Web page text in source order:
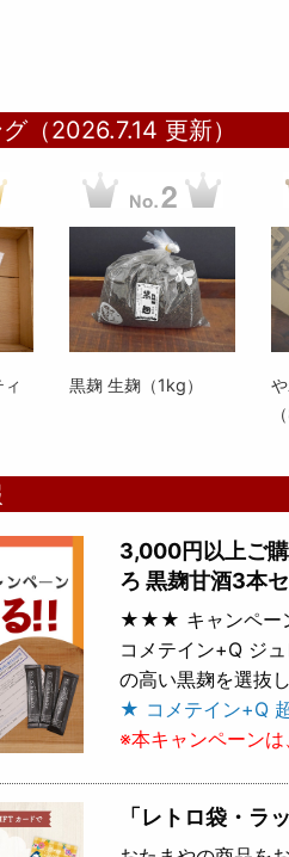
（2026.7.14 更新）
黒麹 生麹（1kg）
3,000円以上ご
ろ 黒麹甘酒3本
★★★ キャンペー
コメテイン+Q ジ
の高い黒麹を選抜
★ コメテイン+Q
※本キャンペーンは
「レトロ袋・ラ